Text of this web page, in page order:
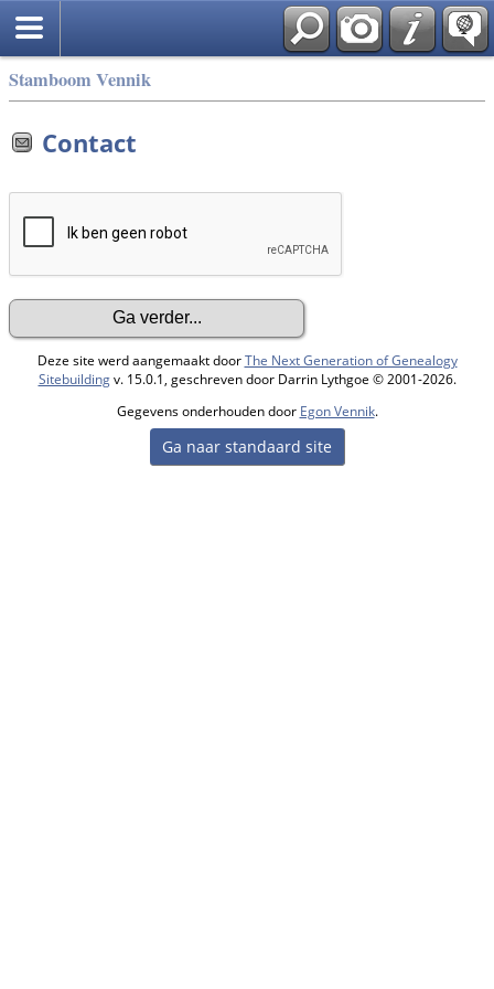
Stamboom Vennik
Contact
Deze site werd aangemaakt doorThe Next Generation of Genealogy
Sitebuildingv. 15.0.1, geschreven door Darrin Lythgoe © 2001-2026.
Gegevens onderhouden door Egon Vennik.
Ga naar standaard site